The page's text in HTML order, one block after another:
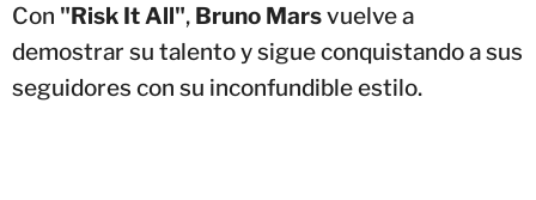
Con "Risk It All", Bruno Marsvuelve a
demostrar su talento y sigue conquistando a sus
seguidores con su inconfundible estilo.